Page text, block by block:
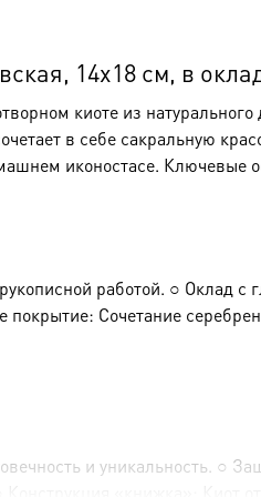
14х18 см, в
киоте из натурального
в себе сакральную
иконостасе. Ключевые
работой. ○ Оклад с
Сочетание
и уникальность. ○